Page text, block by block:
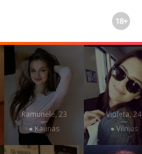
18+
Ramunėlė, 23
—
● Kaunas
Violeta, 24
—
● Vilnius